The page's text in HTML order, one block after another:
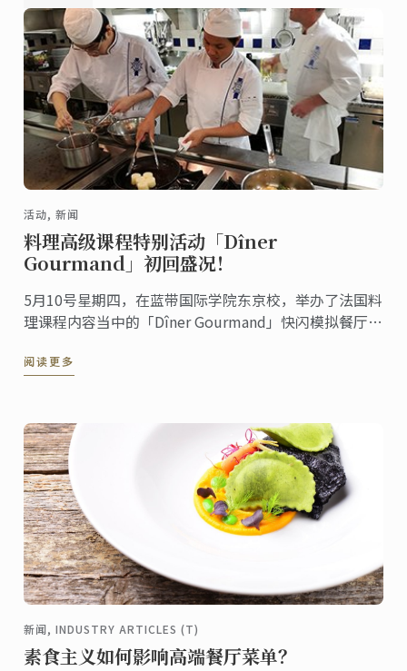
活动, 新闻
料理高级课程特别活动「Dîner
Gourmand」初回盛况！
5月10号星期四，在蓝带国际学院东京校，举办了法国料
理课程内容当中的「Dîner Gourmand」快闪模拟餐厅活
天是第一次开办。
阅读更多
新闻, INDUSTRY ARTICLES (T)
素食主义如何影响高端餐厅菜单？